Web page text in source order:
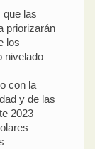
que las
priorizarán
los
nivelado
con la
y de las
2023